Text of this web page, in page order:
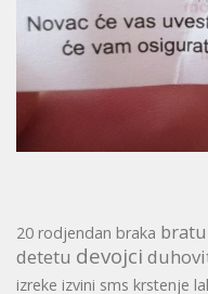
20 rodjendan braka bratu
detetu devojci
izreke izvini sms krstenje